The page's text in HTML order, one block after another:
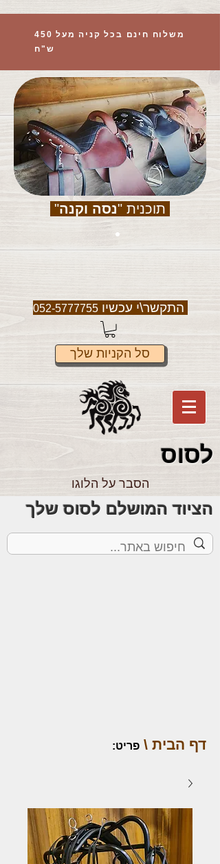
משלוח חינם בכל קניה מעל 450
ש"ח
תוכנית "נסה וקנה"
התקשר\י עכשיו052-5777755
סל הקניות שלך
לסוס
הסבר על הלוגו
הציוד המושלם לסוס שלך
דף הבית \ פריט: